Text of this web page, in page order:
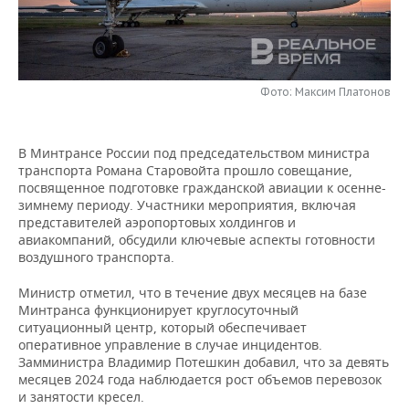
НЕФТЕХИМИЯ
НЕФТЬ
РОЗНИЧНАЯ ТОРГОВЛЯ
ТРАНСПОРТ
НОВОСТИ ТЕХНОЛОГИЙ
IT
ТЕЛЕКОММУНИКАЦИИ
МЕРОПРИЯТИЯ
НОВОСТИ МЕРОПРИЯТИЙ
БИЗНЕС-БРАНЧИ
ONLINE-КОНФЕРЕНЦИИ
ОТКРЫТАЯ ЛЕКЦИЯ
СПОРТ
ФУТБОЛ
ХОККЕЙ
БАСКЕТБОЛ
ВОЛЕЙБОЛ
КИБЕРСПОРТ
ФИГУРНОЕ КАТАНИЕ
НОВОСТИ ОБЩЕСТВА
ВЛАСТЬ
ИНФРАСТРУКТУРА
ИСТОРИЯ
КУЛЬТУРА
МЕДИЦИНА
ФОТОГАЛЕРЕЯ
СЮЖЕТЫ
СПРАВОЧНИК
СПИСОК ПЕРСОН
СПИСОК КОМПАНИЙ
ПОЛНАЯ ВЕРСИЯ
Фото: Максим Платонов
В Минтрансе России под председательством министра
транспорта Романа Старовойта прошло совещание,
посвященное подготовке гражданской авиации к осенне-
зимнему периоду. Участники мероприятия, включая
представителей аэропортовых холдингов и
авиакомпаний, обсудили ключевые аспекты готовности
воздушного транспорта.
Министр отметил, что в течение двух месяцев на базе
Минтранса функционирует круглосуточный
ситуационный центр, который обеспечивает
оперативное управление в случае инцидентов.
Замминистра Владимир Потешкин добавил, что за девять
месяцев 2024 года наблюдается рост объемов перевозок
и занятости кресел.